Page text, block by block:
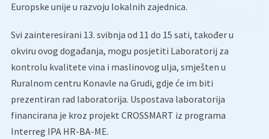
Europske unije u razvoju lokalnih zajednica.
Svi zainteresirani 13. svibnja od 11 do 15 sati, također u
okviru ovog događanja, mogu posjetiti Laboratorij za
kontrolu kvalitete vina i maslinovog ulja, smješten u
Ruralnom centru Konavle na Grudi, gdje će im biti
prezentiran rad laboratorija. Uspostava laboratorija
financirana je kroz projekt CROSSMART iz programa
Interreg IPA HR-BA-ME.